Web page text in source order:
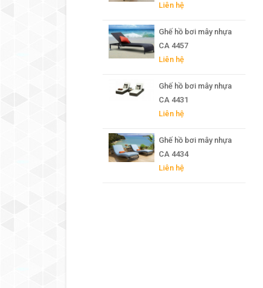
Liên hệ
Ghế hồ bơi mây nhựa
CA 4457
Liên hệ
Ghế hồ bơi mây nhựa
CA 4431
Liên hệ
Ghế hồ bơi mây nhựa
CA 4434
Liên hệ